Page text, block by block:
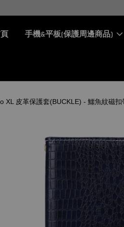
手機&平板(保護周邊商品)
XL 皮革保護套(BUCKLE) - 鱷魚紋磁扣